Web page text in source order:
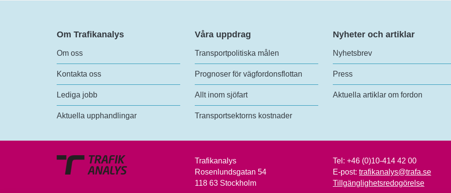
Om Trafikanalys
Om oss
Kontakta oss
Lediga jobb
Aktuella upphandlingar
Våra uppdrag
Transportpolitiska målen
Prognoser för vägfordonsflottan
Allt inom sjöfart
Transportsektorns kostnader
Nyheter och artiklar
Nyhetsbrev
Press
Aktuella artiklar om fordon
Trafikanalys
Rosenlundsgatan 54
118 63 Stockholm
Tel: +46 (0)10-414 42 00
E-post: trafikanalys@trafa.se
Tillgänglighetsredogörelse